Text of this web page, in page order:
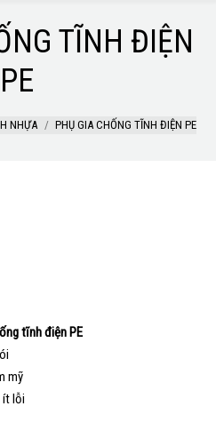
TĨNH ĐIỆN
PE
NHỰA PHỤ GIA CHỐNG TĨNH ĐIỆN PE
tĩnh điện PE
mỹ
ít lỗi